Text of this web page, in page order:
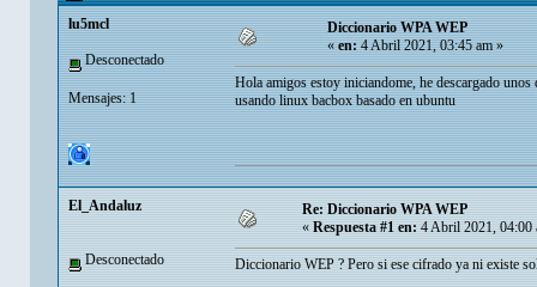
lu5mcl
Desconectado
Mensajes: 1
Diccionario WPA WEP
«en:4 Abril 2021, 03:45 am »
Hola amigos estoy iniciandome, he descargado
usando linux bacbox basado en ubuntu
El_Andaluz
Desconectado
Re: Diccionario WPA WEP
« Respuesta #1 en: 4 Abril 2021, 04:00
Diccionario WEP ? Pero si ese cifrado ya ni existe